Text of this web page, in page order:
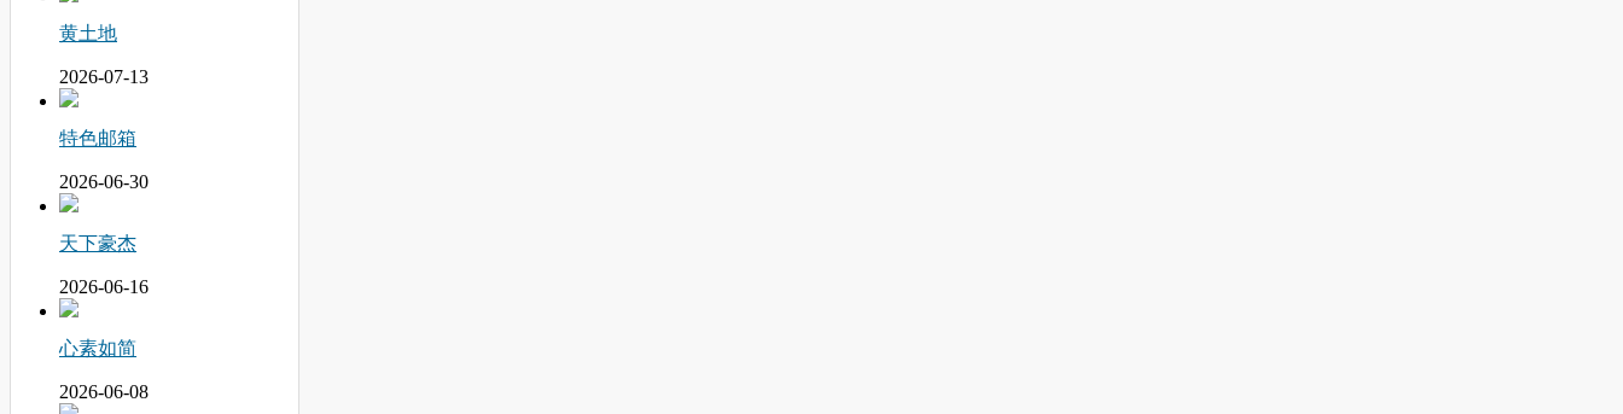
黄土地
2026-07-13
特色邮箱
2026-06-30
天下豪杰
2026-06-16
心素如简
2026-06-08